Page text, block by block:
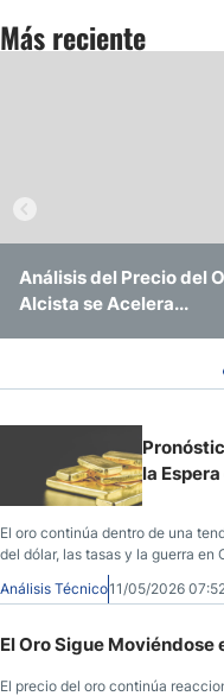
Pronóstico del Nasdaq
Más reciente
Análisis del Precio del
Alcista se Acelera...
Análisis del Precio del
Romper la Resistencia
El Oro Sigue en un
una Dirección Clara
la
El oro continúa dentro de una
del dólar, las tasas y la guerra
Análisis Técnico11/05/2026
El Oro Sigue Moviéndose
El precio del oro continúa